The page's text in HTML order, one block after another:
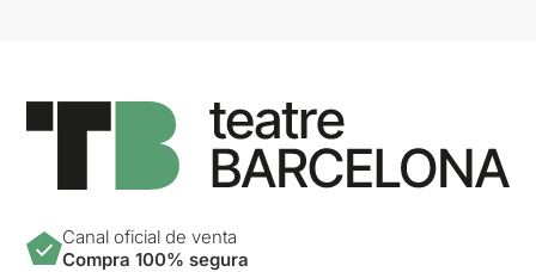
Canal oficial de venta
Compra 100% segura